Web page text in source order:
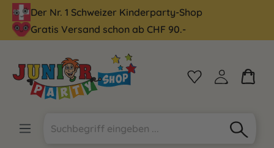
springen
Der Nr. 1 Schweizer Kinderparty-Shop
Gratis Versand schon ab CHF 90.-